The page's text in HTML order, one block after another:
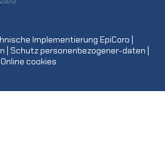
Implementierung EpiCoro
Schutz personenbezogener-daten
Online cookies